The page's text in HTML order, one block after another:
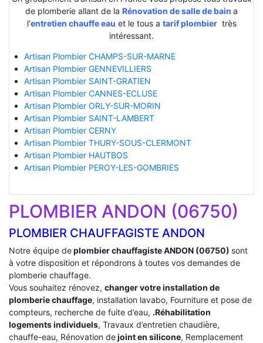
de plomberie allant de la Rénovation de salle de bain a
l’entretien chauffe eau et le tous a tarif plombiertrès
intéressant.
Artisan Plombier CHAMPS-SUR-MARNE
Artisan Plombier GENNEVILLIERS
Artisan Plombier SAINT-GRATIEN
Artisan Plombier CANNES-ECLUSE
Artisan Plombier ORLY-SUR-MORIN
Artisan Plombier SAINT-LAMBERT
Artisan Plombier CERNY
Artisan Plombier THURY-SOUS-CLERMONT
Artisan Plombier HAUTBOS
Artisan Plombier PEROY-LES-GOMBRIES
PLOMBIER ANDON (06750)
PLOMBIER CHAUFFAGISTE ANDON
Notre équipe deplombier chauffagiste ANDON (06750) sont
à votre disposition et répondrons à toutes vos demandes de
plomberie chauffage.
Vous souhaitez rénovez, changer votre installation de
plomberie chauffage, installation lavabo, Fourniture et pose de
compteurs, recherche de fuite d’eau, .Réhabilitation
logements individuels, Travaux d’entretien chaudière,
chauffe-eau, Rénovation dejoint en silicone, Remplacement